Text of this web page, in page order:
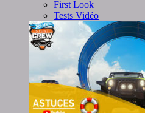
First Look
Tests Vidéo